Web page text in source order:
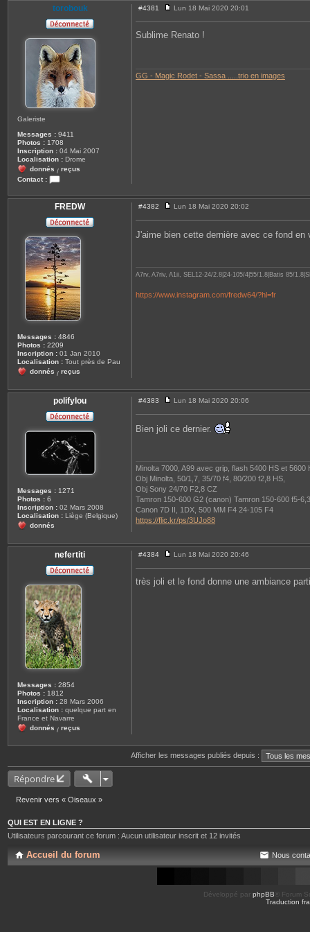
torobouk
Galeriste
Messages : 9411
Photos : 1708
Inscription : 04 Mai 2007
Localisation : Drome
donnés / reçus
Contact :
o
n
a
c
t
e
r
t
o
r
o
b
o
u
k
#4381
e
s
s
Lun 18 Mai 2020 20:01
Sublime Renato !
GG - Magic Rodet - Sassa .....trio en images
FREDW
Messages : 4846
Photos : 2209
Inscription : 01 Jan 2010
Localisation : Tout près de Pau
donnés / reçus
#4382
e
s
Lun 18 Mai 2020 20:02
J'aime bien cette dernière avec ce fond
A7rv, A7riv, A1ii, SEL12-24/2.8|24-105/4|55/1.8|Batis 85/
https://www.instagram.com/fredw64/?hl=fr
polifylou
Messages : 1271
Photos : 6
Inscription : 02 Mars 2008
Localisation : Liège (Belgique)
donnés
#4383
e
s
Lun 18 Mai 2020 20:06
Bien joli ce dernier.
Minolta 7000, A99 avec grip, flash 5400 HS et 5600
Obj Minolta, 50/1,7, 35/70 f4, 80/200 f2,8 HS,
Obj Sony 24/70 F2,8 CZ
Tamron 150-600 G2 (canon) Tamron 150-600 f5-
Canon 7D II, 1DX, 500 MM F4 24-105 F4
https://flic.kr/ps/3UJo88
nefertiti
Messages : 2854
Photos : 1812
Inscription : 28 Mars 2006
Localisation : quelque part en
France et Navarre
donnés / reçus
#4384
e
s
s
Lun 18 Mai 2020 20:46
très joli et le fond donne une ambiance
Afficher les messages publiés depuis :
Répondre
Revenir vers « Oiseaux »
QUI EST EN LIGNE ?
Utilisateurs parcourant ce forum : Aucun utilisateur inscrit et 12 invités
Accueil du forum Nous
Développé par phpBB ® Forum
Traduction